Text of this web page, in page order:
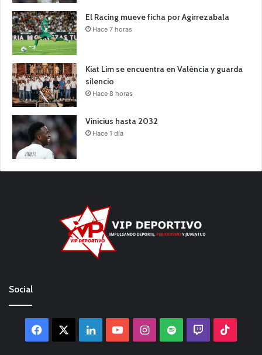
El Racing mueve ficha por Agirrezabala
Hace 7 horas
Kiat Lim se encuentra en València y guarda
silencio
Hace 8 horas
Vinicius hasta 2032
Hace 1 día
Social
Facebook LinkedInYouTubeInstagram
Spotify Twitch